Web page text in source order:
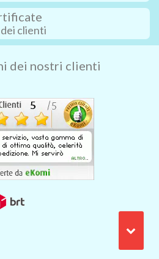
clienti
dei nostri clienti